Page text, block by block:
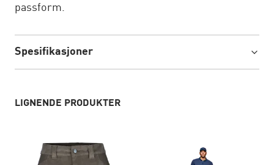
passform.
Spesifikasjoner
LIGNENDE PRODUKTER